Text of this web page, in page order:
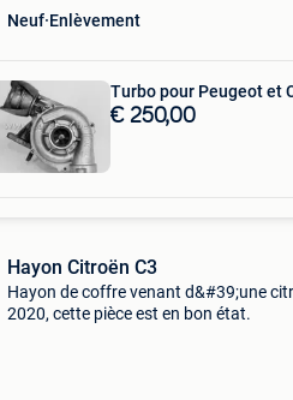
Neuf Enlèvement
Turbo pour Peugeot et
€ 250,00
Hayon Citroën C3
Hayon de coffre venant d&#39;une
2020, cette pièce est en bon état.